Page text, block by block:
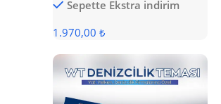
Sepette Ekstra indirim
1.970,00 ₺